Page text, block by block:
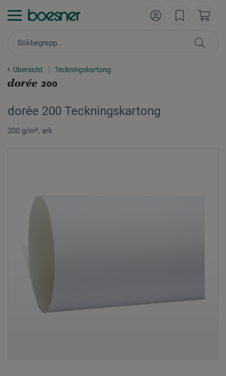
Übersicht Teckningskartong
dorée 200 Teckningskartong
200 g/m², ark